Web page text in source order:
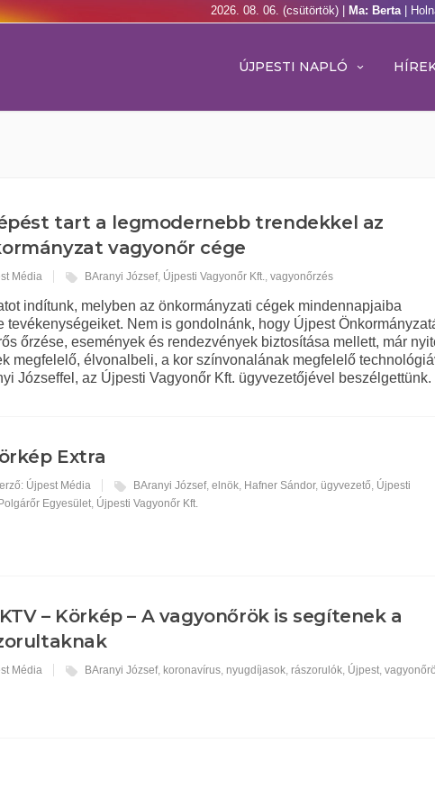
2026. 08. 06. (csütörtök) | Ma: Berta |
ÚJPESTI NAPLÓ
tart a legmodernebb trendekkel az
vagyonőr cége
Média BAranyi József, Újpesti Vagyonőr Kft.,vagyonőrzés
indítunk, melyben az önkormányzati cégek mindennapjaiba
Nem is gondolnánk, hogy Újpest
őrzése, események és rendezvények biztosítása mellett, már
megfelelő, élvonalbeli, a kor színvonalának megfelelő
Józseffel, az Újpesti Vagyonőr Kft. ügyvezetőjével beszélgettünk.
Extra
Újpest Média BAranyi József,elnök, Hafner Sándor, ügyvezető, Újpesti
Egyesület, Újpesti Vagyonőr Kft.
– Körkép – A vagyonőrök is segítenek a
Média BAranyi József, koronavírus nyugdíjasok rászorulók Újpest ,